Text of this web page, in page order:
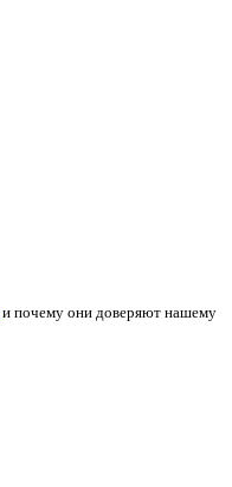
и почему они доверяют нашему